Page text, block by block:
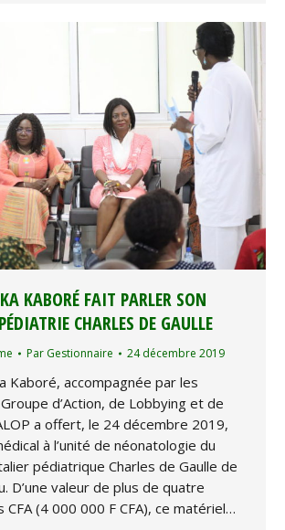
KABORÉ FAIT PARLER SON
CHARLES DE GAULLE
Par Gestionnaire 24 décembre 2019
Kaboré, accompagnée par les
d’Action, de Lobbying et de
a offert, le 24 décembre 2019,
à l’unité de néonatologie du
pédiatrique Charles de Gaulle de
D’une valeur de plus de quatre
CFA (4 000 000 F CFA), ce matériel…